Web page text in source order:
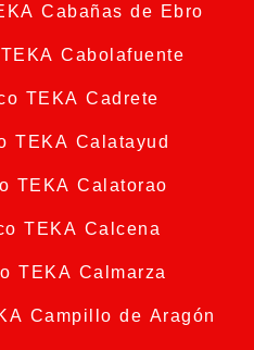
Cabañas de Ebro
Cabolafuente
TEKA Cadrete
TEKA Calatayud
TEKA Calatorao
TEKA Calcena
TEKA Calmarza
Campillo de Aragón